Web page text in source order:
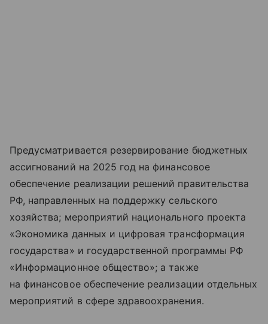
Предусматривается резервирование бюджетных
ассигнований на 2025 год на финансовое
обеспечение реализации решений правительства
РФ, направленных на поддержку сельского
хозяйства; мероприятий национального проекта
«Экономика данных и цифровая трансформация
государства» и государственной программы РФ
«Информационное общество»; а также
на финансовое обеспечение реализации отдельных
мероприятий в сфере здравоохранения.